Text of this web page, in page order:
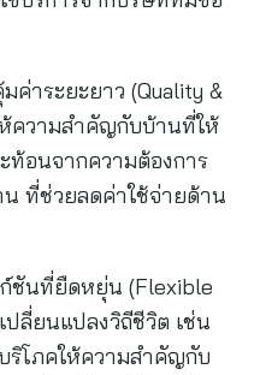
าระยะยาว (Quality &
ห้ความสำคัญกับบ้านที่ให้
ท้อนจากความต้องการ
ที่ช่วยลดค่าใช้จ่ายด้าน
ชันที่ยืดหยุ่น (Flexible
ปลี่ยนแปลงวิถีชีวิต เช่น
โภคให้ความสำคัญกับ